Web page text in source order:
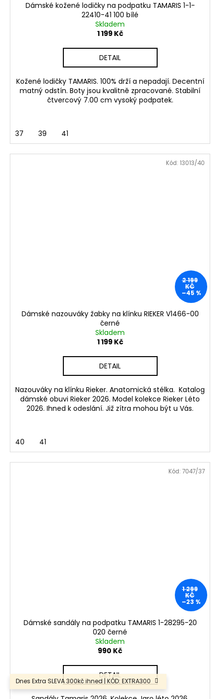
Dnes Extra SLEVA 300kč ihned | KÓD: EXTRA300
Dámské kožené lodičky na podpatku TAMARIS 1-1-
22410-41 100 bílé
Skladem
1 199 Kč
DETAIL
Kožené lodičky TAMARIS. 100% drží a nepadají. Decentní
matný odstín. Boty jsou kvalitně zpracované. Stabilní
čtvercový 7.00 cm vysoký podpatek.
37 39 41
2 199
KČ
–45 %
Dámské nazouváky žabky na klínku RIEKER V1466-00
černé
Skladem
1 199 Kč
DETAIL
Nazouváky na klínku Rieker. Anatomická stélka. Katalog
dámské obuvi Rieker 2026. Model kolekce Rieker Léto
2026. Ihned k odeslání. Již zítra mohou být u Vás.
40 41
Kód: 13013/40
1 299
KČ
–23 %
Dámské sandály na podpatku TAMARIS 1-28295-20
020 černé
Skladem
990 Kč
DETAIL
Kód: 7047/37